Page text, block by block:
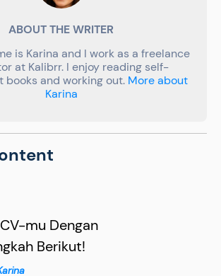
ABOUT THE WRITER
is Karina and I work as a freelance
at Kalibrr. I enjoy reading self-
books and working out. More about
Karina
mu Dengan
Berikut!